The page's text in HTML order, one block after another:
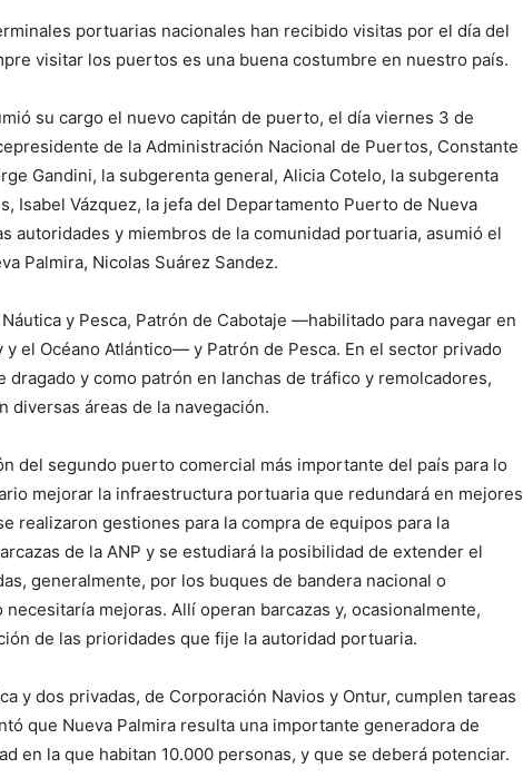
portuarias nacionales han recibido visitas por el día del
visitar los puertos es una buena costumbre en nuestro país.
su cargo el nuevo capitán de puerto, el día viernes 3 de
de la Administración Nacional de Puertos, Constante
Gandini, la subgerenta general, Alicia Cotelo, la subgerenta
Isabel Vázquez, la jefa del Departamento Puerto de Nueva
autoridades y miembros de la comunidad portuaria, asumió el
Palmira, Nicolas Suárez Sandez.
y Pesca, Patrón de Cabotaje —habilitado para navegar en
y el Océano Atlántico— y Patrón de Pesca. En el sector privado
dragado y como patrón en lanchas de tráfico y remolcadores,
diversas áreas de la navegación.
del segundo puerto comercial más importante del país para lo
mejorar la infraestructura portuaria que redundará en mejores
realizaron gestiones para la compra de equipos para la
de la ANP y se estudiará la posibilidad de extender el
generalmente, por los buques de bandera nacional o
mejoras. Allí operan barcazas y, ocasionalmente,
de las prioridades que fije la autoridad portuaria.
y dos privadas, de Corporación Navios y Ontur, cumplen tareas
que Nueva Palmira resulta una importante generadora de
en la que habitan 10.000 personas, y que se deberá potenciar.